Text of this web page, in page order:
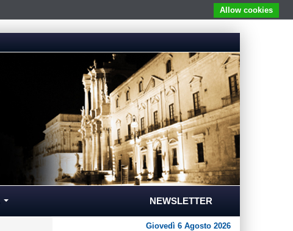
NEWSLETTER
Giovedì 6 Agosto 2026
Allow cookies